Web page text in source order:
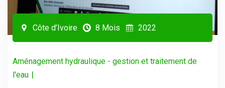
Côte d’Ivoire 8 Mois 2022
Aménagement hydraulique - gestion et traitement de
l'eau |